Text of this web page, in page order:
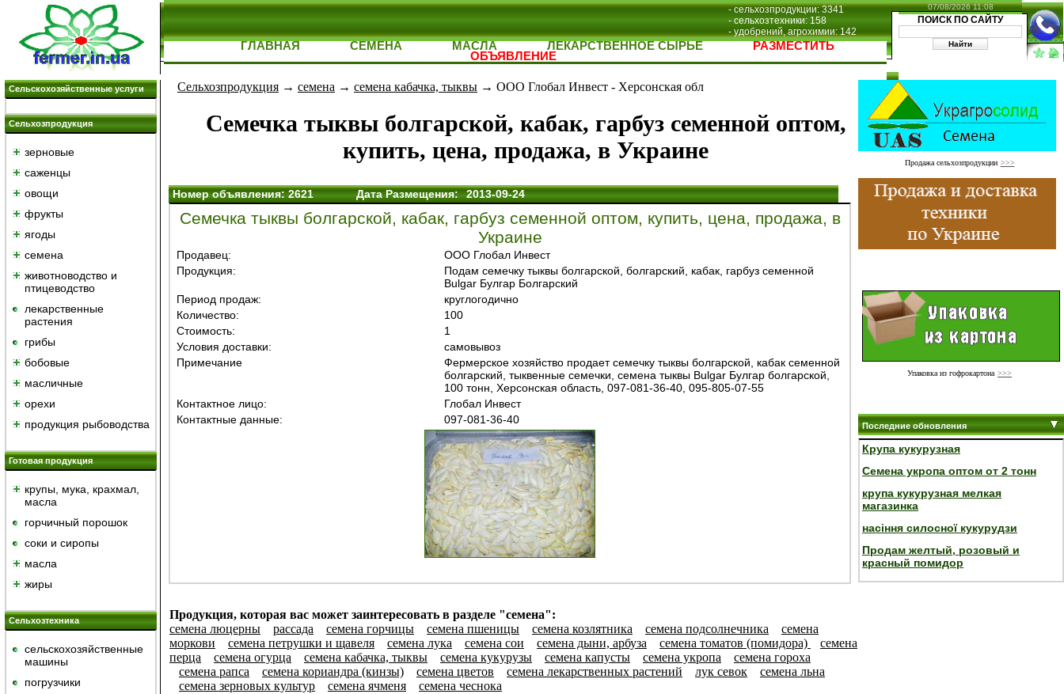
- сельхозпродукции: 3341
- сельхозтехники: 158
- удобрений, агрохимии: 142
07/08/2026 11:08
ПОИСК ПО САЙТУ
ГЛАВНАЯ СЕМЕНА МАСЛА ЛЕКАРСТВЕННОЕ СЫРЬЕ РАЗМЕСТИТЬ
ОБЪЯВЛЕНИЕ
Сельскохозяйственные услуги
Сельхозпродукция
зерновые
саженцы
овощи
фрукты
ягоды
семена
животноводство и
птицеводство
лекарственные
растения
грибы
бобовые
масличные
орехи
продукция рыбоводства
Готовая продукция
крупы, мука, крахмал,
масла
горчичный порошок
cоки и сиропы
масла
жиры
Сельхозтехника
сельскохозяйственные
машины
погрузчики
Сельхозпродукция → семена → семена кабачка, тыквы → ООО Глобал Инвест - Херсонская обл
Семечка тыквы болгарской, кабак, гарбуз семенной оптом,
купить, цена, продажа, в Украине
Номер объявления: 2621 Дата Размещения: 2013-09-24
Семечка тыквы болгарской, кабак, гарбуз семенной оптом, купить, цена, продажа, в
Украине
Продавец:
ООО Глобал Инвест
Продукция:
Подам семечку тыквы болгарской, болгарский, кабак, гарбуз семенной
Bulgar Булгар Болгарский
Период продаж:
круглогодично
Количество:
100
Стоимость:
1
Условия доставки:
самовывоз
Примечание
Фермерское хозяйство продает семечку тыквы болгарской, кабак семенной
болгарский, тыквенные семечки, семена тыквы Bulgar Булгар болгарской,
100 тонн, Херсонская область, 097-081-36-40, 095-805-07-55
Контактное лицо:
Глобал Инвест
Контактные данные:
097-081-36-40
Продукция, которая вас может заинтересовать в разделе "семена":
семена люцерны
рассада семена горчицы семена пшеницы семена козлятника семена подсолнечника
семена
моркови
семена петрушки и щавеля семена лука семена сои семена дыни, арбуза семена томатов (помидора)
семена
перца
семена огурца семена кабачка, тыквы семена кукурузы семена капусты семена укропа
семена гороха
семена рапса
семена кориандра (кинзы) семена цветов семена лекарственных растений лук севок
семена льна
семена зерновых культур
семена ячменя семена чеснока
Продажа сельхозпродукции >>>
Упаковка из гофрокартона >>>
Последние обновления
Крупа кукурузная
Семена укропа оптом от 2 тонн
крупа кукурузная мелкая
магазинка
насіння силосної кукурудзи
Продам желтый, розовый и
красный помидор